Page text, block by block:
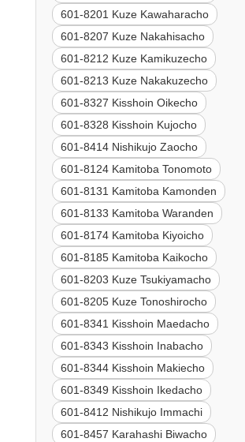
601-8201 Kuze Kawaharacho
601-8207 Kuze Nakahisacho
601-8212 Kuze Kamikuzecho
601-8213 Kuze Nakakuzecho
601-8327 Kisshoin Oikecho
601-8328 Kisshoin Kujocho
601-8414 Nishikujo Zaocho
601-8124 Kamitoba Tonomoto
601-8131 Kamitoba Kamonden
601-8133 Kamitoba Waranden
601-8174 Kamitoba Kiyoicho
601-8185 Kamitoba Kaikocho
601-8203 Kuze Tsukiyamacho
601-8205 Kuze Tonoshirocho
601-8341 Kisshoin Maedacho
601-8343 Kisshoin Inabacho
601-8344 Kisshoin Makiecho
601-8349 Kisshoin Ikedacho
601-8412 Nishikujo Immachi
601-8457 Karahashi Biwacho